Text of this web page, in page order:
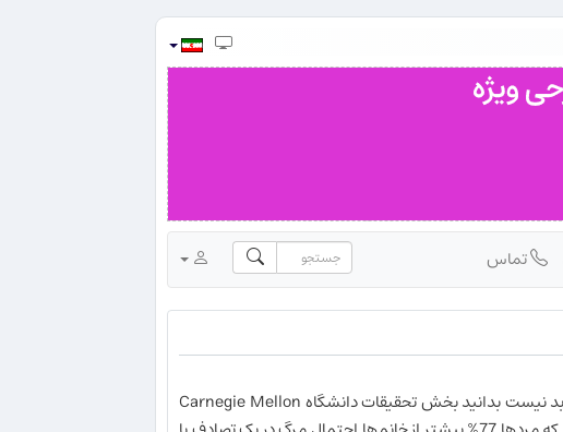
تماس
بله، نسبت به تجربه اجتماعی ما، این موضوع برعکس می‌نماید، اما بد نیست بدانید بخش تحقیقات دانشگاه Carnegie Mellon